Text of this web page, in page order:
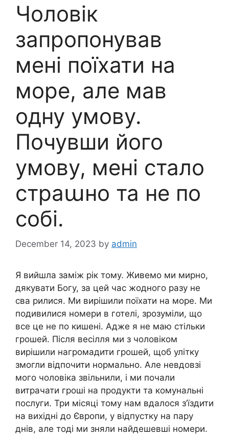
Чоловік
запропонував
мені поїхати на
море, але мав
одну умову.
Почувши його
умову, мені стало
страաно та не по
собі.
December 14, 2023 by admin
Я вийшла заміж рік тому. Живемо ми мирно,
дякувати Богу, за цей час жодного разу не
сва рилися. Ми вирішили поїхати на море. Ми
подивилися номери в готелі, зрозуміли, що
все це не по кишені. Адже я не маю стільки
грошей. Після весілля ми з чоловіком
вирішили нагромадити грошей, щоб улітку
змогли відпочити нормально. Але невдовзі
мого чоловіка звільнили, і ми почали
витрачати гроші на продукти та комунальні
послуги. Три місяці тому нам вдалося з’їздити
на вихідні до Європи, у відпустку на пару
днів, але тоді ми зняли найдешевші номери.